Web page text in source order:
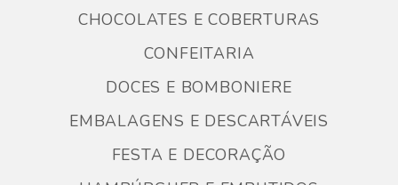
CHOCOLATES E COBERTURAS
CONFEITARIA
DOCES E BOMBONIERE
EMBALAGENS E DESCARTÁVEIS
FESTA E DECORAÇÃO